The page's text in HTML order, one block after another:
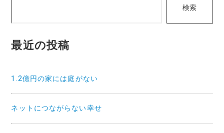
検索
最近の投稿
1.2億円の家には庭がない
ネットにつながらない幸せ